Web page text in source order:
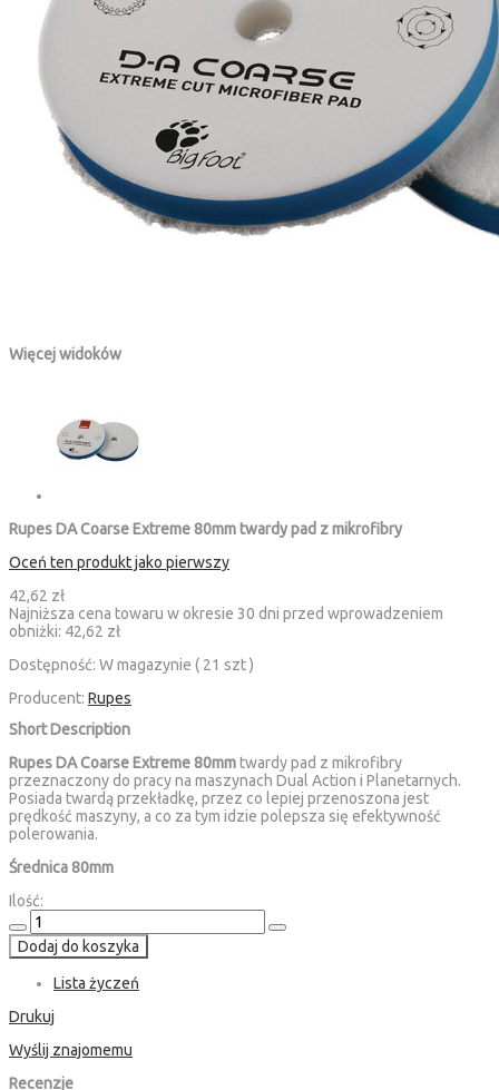
Więcej widoków
Rupes DA Coarse Extreme 80mm twardy pad z mikrofibry
Oceń ten produkt jako pierwszy
42,62 zł
Najniższa cena towaru w okresie 30 dni przed wprowadzeniem
obniżki: 42,62 zł
Dostępność: W magazynie ( 21 szt )
Producent: Rupes
Short Description
Rupes DA Coarse Extreme 80mmtwardy pad z mikrofibry
przeznaczony do pracy na maszynach Dual Action i Planetarnych.
Posiada twardą przekładkę, przez co lepiej przenoszona jest
prędkość maszyny, a co za tym idzie polepsza się efektywność
polerowania.
Średnica 80mm
Ilość:
Dodaj do koszyka
Lista życzeń
Drukuj
Wyślij znajomemu
Recenzje